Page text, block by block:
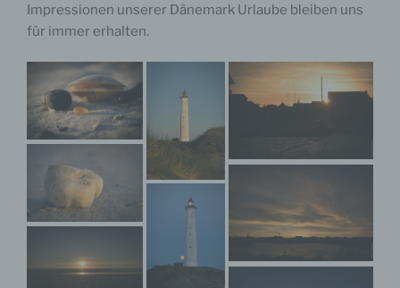
Impressionen unserer Dänemark Urlaube bleiben uns
für immer erhalten.